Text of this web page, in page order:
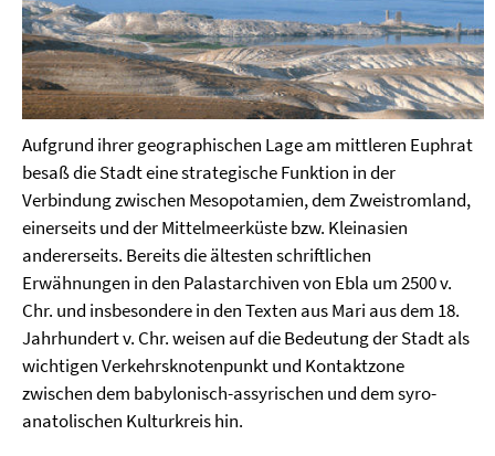
Aufgrund ihrer geographischen Lage am mittleren Euphrat
besaß die Stadt eine strategische Funktion in der
Verbindung zwischen Mesopotamien, dem Zweistromland,
einerseits und der Mittelmeerküste bzw. Kleinasien
andererseits. Bereits die ältesten schriftlichen
Erwähnungen in den Palastarchiven von Ebla um 2500 v.
Chr. und insbesondere in den Texten aus Mari aus dem 18.
Jahrhundert v. Chr. weisen auf die Bedeutung der Stadt als
wichtigen Verkehrsknotenpunkt und Kontaktzone
zwischen dem babylonisch-assyrischen und dem syro-
anatolischen Kulturkreis hin.